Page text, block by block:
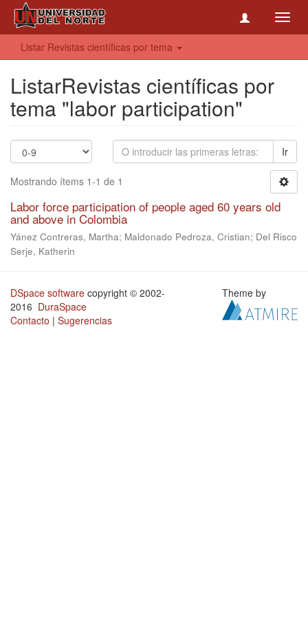
Listar Revistas científicas por tema
ListarRevistas científicas por
tema "labor participation"
Ir
Mostrando ítems 1-1 de 1
Labor force participation of people aged 60 years old
and above in Colombia
Yánez Contreras, Martha; Maldonado Pedroza, Cristian; Del Risco
Serje, Katherin
DSpace software copyright © 2002-
2016 DuraSpace
Contacto | Sugerencias
Theme by